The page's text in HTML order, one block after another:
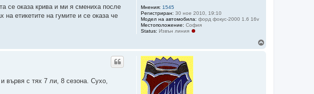
Мнения: 1545
Регистриран: 30 ное 2010, 19:10
Модел на автомобила: форд фокус-2000 1.6 16v
Местоположение: София
Status: Извън линия
се оказа крива и ми я смениха после
етикетите на гумите и се оказа че
вървя с тях 7 ли, 8 сезона. Сухо,